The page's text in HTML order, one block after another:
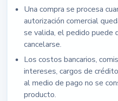
Una compra se procesa
autorización comercial
se valida, el pedido puede
cancelarse.
Los costos bancarios,
intereses, cargos de
al medio de pago no se
producto.